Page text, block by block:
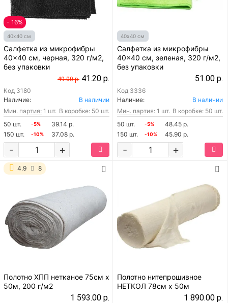
- 16%
40х40 см
Салфетка из микрофибры
40x40 см, черная, 320 г/м2,
без упаковки
49.00 р. 41.20 р.
Код 3180
Наличие:
В наличии
Мин. партия: 1 шт. В коробке: 50 шт.
50 шт.
-5%
39.14 р.
150 шт.
-10% 37.08 р.
+
-
40х40 см
Салфетка из микрофибры
40x40 см, зеленая, 320 г/м2,
без упаковки
51.00 р.
Код 3336
Наличие:
В наличии
Мин. партия: 1 шт. В коробке: 50 шт.
50 шт.
-5%
48.45 р.
150 шт.
-10% 45.90 р.
+
-
4.9 8
Полотно ХПП нетканое 75см х
50м, 200 г/м2
1 593.00 р.
Полотно нитепрошивное
НЕТКОЛ 78см х 50м
1 890.00 р.